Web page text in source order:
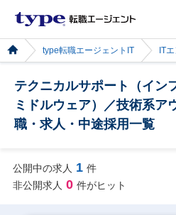
type転職エージェントIT IT
テクニカルサポート（イン
ミドルウェア）／技術系ア
職・求人・中途採用一覧
公開中の求人 1 件
非公開求人 0 件がヒット